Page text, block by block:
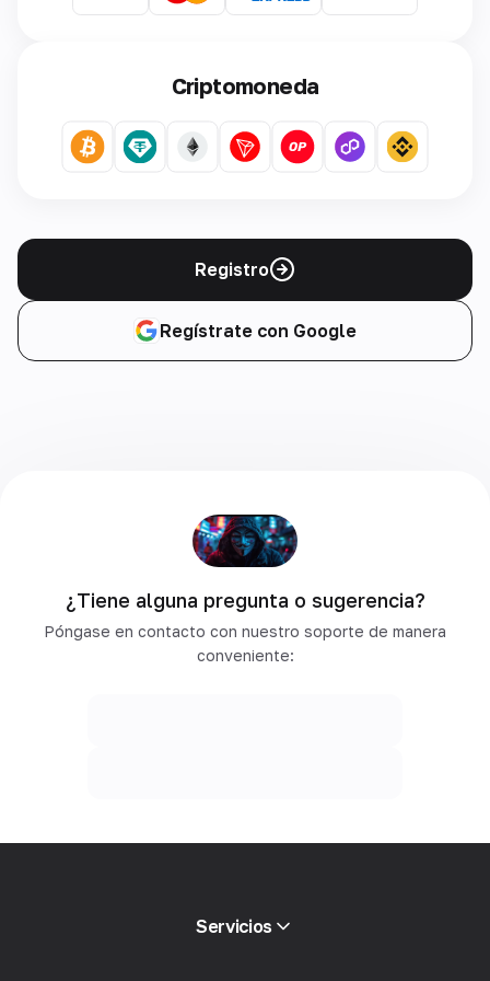
Criptomoneda
Registro
Regístrate con Google
¿Tiene alguna pregunta o sugerencia?
Póngase en contacto con nuestro soporte de manera
conveniente:
Servicios